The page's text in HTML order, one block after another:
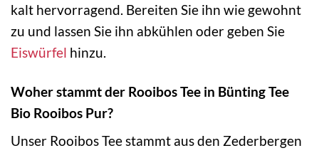
kalt hervorragend. Bereiten Sie ihn wie gewohnt
zu und lassen Sie ihn abkühlen oder geben Sie
Eiswürfel hinzu.
Woher stammt der Rooibos Tee in Bünting Tee
Bio Rooibos Pur?
Unser Rooibos Tee stammt aus den Zederbergen